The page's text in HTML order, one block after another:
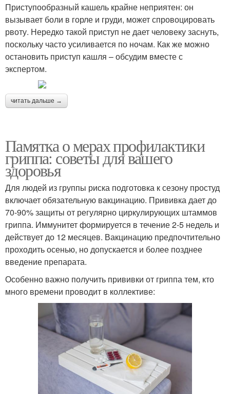
Приступообразный кашель крайне неприятен: он
вызывает боли в горле и груди, может спровоцировать
рвоту. Нередко такой приступ не дает человеку заснуть,
поскольку часто усиливается по ночам. Как же можно
остановить приступ кашля – обсудим вместе с
экспертом.
читать дальше →
Памятка о мерах профилактики
гриппа: советы для вашего
здоровья
Для людей из группы риска подготовка к сезону простуд
включает обязательную вакцинацию. Прививка дает до
70-90% защиты от регулярно циркулирующих штаммов
гриппа. Иммунитет формируется в течение 2-5 недель и
действует до 12 месяцев. Вакцинацию предпочтительно
проходить осенью, но допускается и более позднее
введение препарата.
Особенно важно получить прививки от гриппа тем, кто
много времени проводит в коллективе: